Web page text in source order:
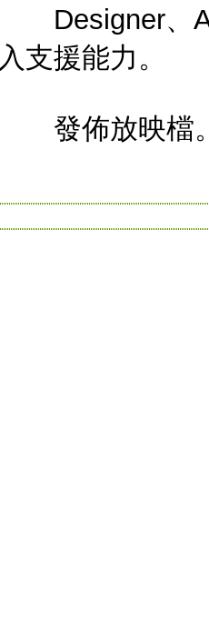
Designer、
入支援能力。
發佈放映檔